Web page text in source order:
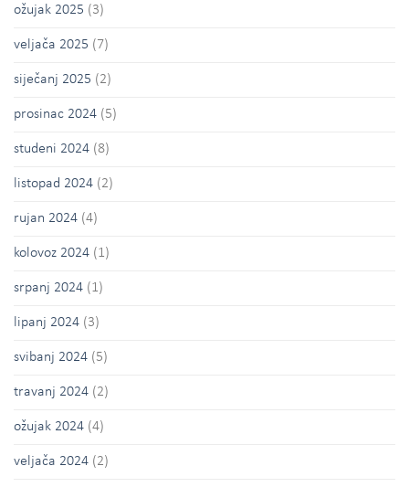
ožujak 2025 (3)
veljača 2025 (7)
siječanj 2025 (2)
prosinac 2024 (5)
studeni 2024 (8)
listopad 2024 (2)
rujan 2024 (4)
kolovoz 2024 (1)
srpanj 2024 (1)
lipanj 2024 (3)
svibanj 2024 (5)
travanj 2024 (2)
ožujak 2024 (4)
veljača 2024 (2)